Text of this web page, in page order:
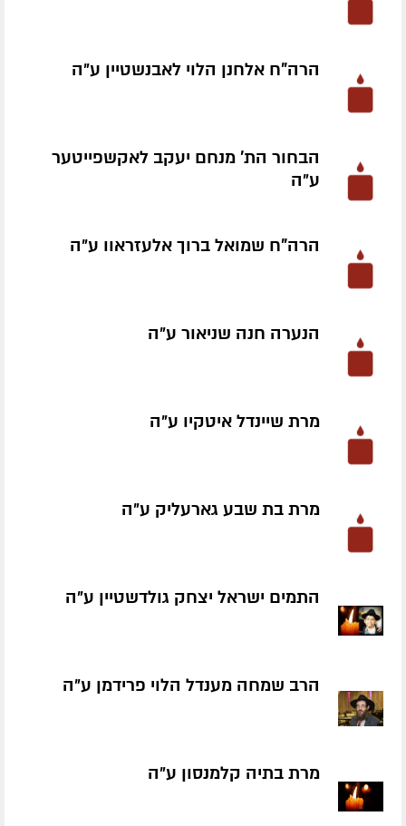
הרה"ח אלחנן הלוי לאבנשטיין ע״ה
הבחור הת' מנחם יעקב לאקשפייטער
ע״ה
הרה"ח שמואל ברוך אלעזראוו ע״ה
הנערה חנה שניאור ע״ה
מרת שיינדל איטקיו ע״ה
מרת בת שבע גארעליק ע״ה
התמים ישראל יצחק גולדשטיין ע״ה
הרב שמחה מענדל הלוי פרידמן ע״ה
מרת בתיה קלמנסון ע״ה